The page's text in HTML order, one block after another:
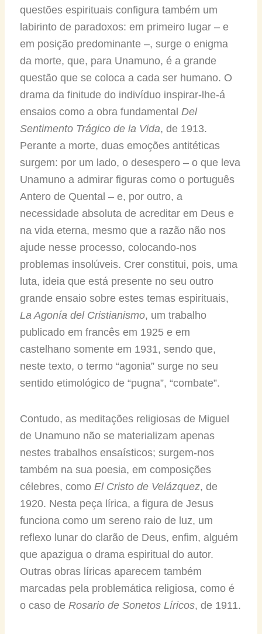
questões espirituais configura também um
labirinto de paradoxos: em primeiro lugar – e
em posição predominante –, surge o enigma
da morte, que, para Unamuno, é a grande
questão que se coloca a cada ser humano. O
drama da finitude do indivíduo inspirar-lhe-á
ensaios como a obra fundamental Del
Sentimento Trágico de la Vida, de 1913.
Perante a morte, duas emoções antitéticas
surgem: por um lado, o desespero – o que leva
Unamuno a admirar figuras como o português
Antero de Quental – e, por outro, a
necessidade absoluta de acreditar em Deus e
na vida eterna, mesmo que a razão não nos
ajude nesse processo, colocando-nos
problemas insolúveis. Crer constitui, pois, uma
luta, ideia que está presente no seu outro
grande ensaio sobre estes temas espirituais,
La Agonía del Cristianismo, um trabalho
publicado em francês em 1925 e em
castelhano somente em 1931, sendo que,
neste texto, o termo “agonia” surge no seu
sentido etimológico de “pugna”, “combate”.
Contudo, as meditações religiosas de Miguel
de Unamuno não se materializam apenas
nestes trabalhos ensaísticos; surgem-nos
também na sua poesia, em composições
célebres, como El Cristo de Velázquez, de
1920. Nesta peça lírica, a figura de Jesus
funciona como um sereno raio de luz, um
reflexo lunar do clarão de Deus, enfim, alguém
que apazigua o drama espiritual do autor.
Outras obras líricas aparecem também
marcadas pela problemática religiosa, como é
o caso de Rosario de Sonetos Líricos, de 1911.